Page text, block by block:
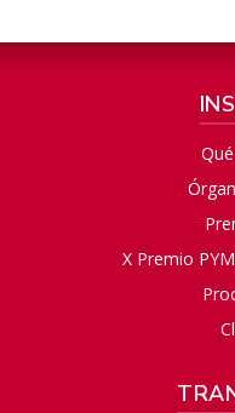
X Premio